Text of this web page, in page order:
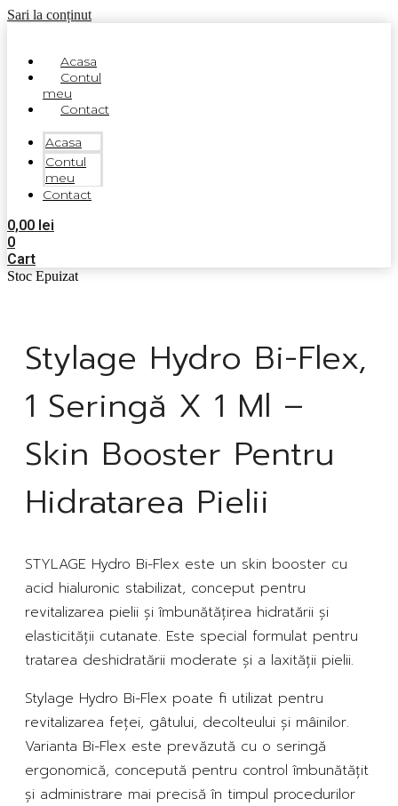
Sari la conținut
Acasa
Contul
meu
Contact
Acasa
Contul
meu
Contact
0,00 lei
0
Cart
Stoc Epuizat
Stylage Hydro Bi-Flex,
1 Seringă X 1 Ml –
Skin Booster Pentru
Hidratarea Pielii
STYLAGE Hydro Bi-Flex este un skin booster cu
acid hialuronic stabilizat, conceput pentru
revitalizarea pielii și îmbunătățirea hidratării și
elasticității cutanate. Este special formulat pentru
tratarea deshidratării moderate și a laxității pielii.
Stylage Hydro Bi-Flex poate fi utilizat pentru
revitalizarea feței, gâtului, decolteului și mâinilor.
Varianta Bi-Flex este prevăzută cu o seringă
ergonomică, concepută pentru control îmbunătățit
și administrare mai precisă în timpul procedurilor